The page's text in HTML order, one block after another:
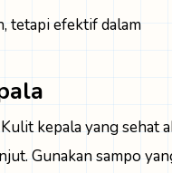
tetapi efektif dalam
kepala yang sehat
Gunakan sampo